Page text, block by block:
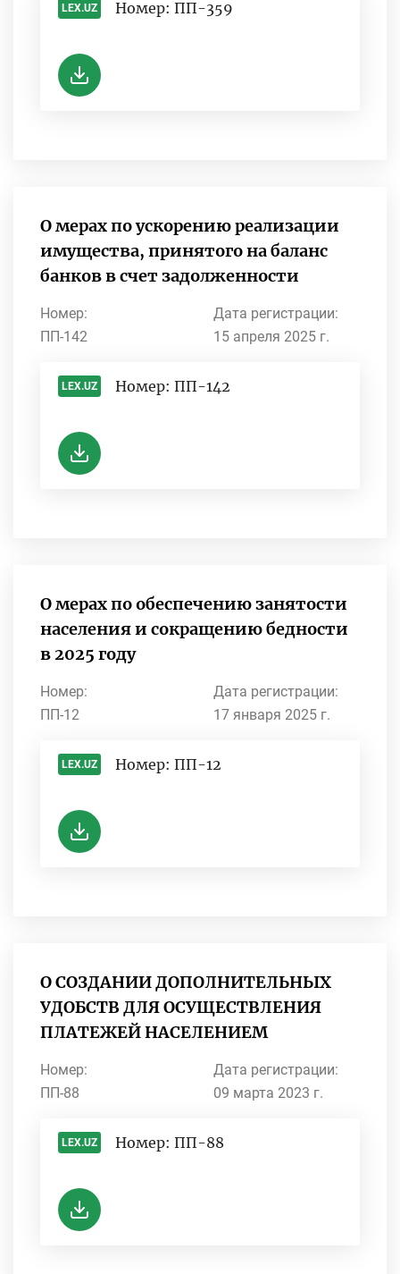
LEX.UZ Номер: ПП-359
О мерах по ускорению реализации
имущества, принятого на баланс
банков в счет задолженности
Номер:
ПП-142
Дата регистрации:
15 апреля 2025 г.
LEX.UZ Номер: ПП-142
О мерах по обеспечению занятости
населения и сокращению бедности
в 2025 году
Номер:
ПП-12
Дата регистрации:
17 января 2025 г.
LEX.UZ Номер: ПП-12
О СОЗДАНИИ ДОПОЛНИТЕЛЬНЫХ
УДОБСТВ ДЛЯ ОСУЩЕСТВЛЕНИЯ
ПЛАТЕЖЕЙ НАСЕЛЕНИЕМ
Номер:
ПП-88
Дата регистрации:
09 марта 2023 г.
LEX.UZ Номер: ПП-88